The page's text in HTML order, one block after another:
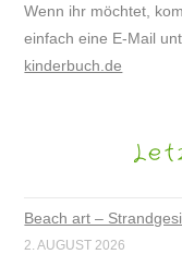
Wenn ihr möchtet,
einfach eine E-Mail
kinderbuch.de
Beach art –
2. AUGUST 2026